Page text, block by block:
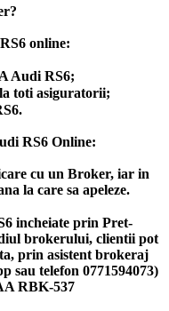
online:
Audi RS6;
toti asiguratorii;
RS6 Online:
cu un Broker, iar in
la care sa apeleze.
incheiate prin Pret-
brokerului, clientii pot
prin asistent brokeraj
sau telefon 0771594073)
RBK-537